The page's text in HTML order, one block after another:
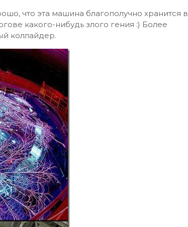
что эта машина благополучно хранится в
какого-нибудь злого гения :) Более
коллайдер.